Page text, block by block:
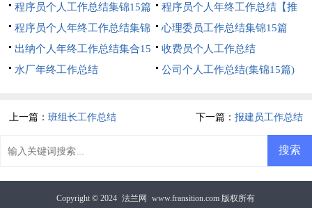
门】
程序员个人工作总结集锦15篇
程序员个人年终工作总结【推
荐】
程序员个人年终工作总结集锦
15篇
心理委员工作总结集锦15篇
出纳个人年终工作总结集合15
篇
收费员个人工作总结
水厂年终工作总结
公司个人工作总结(集锦15篇)
上一篇：班组长工作总结 下一篇： 报建员工作总结
Copyright © 2024 法兰网 www.fransition.com 版权所有